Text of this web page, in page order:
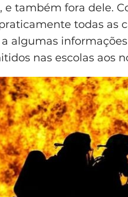
e também fora dele.
todas as
a algumas
nas escolas aos